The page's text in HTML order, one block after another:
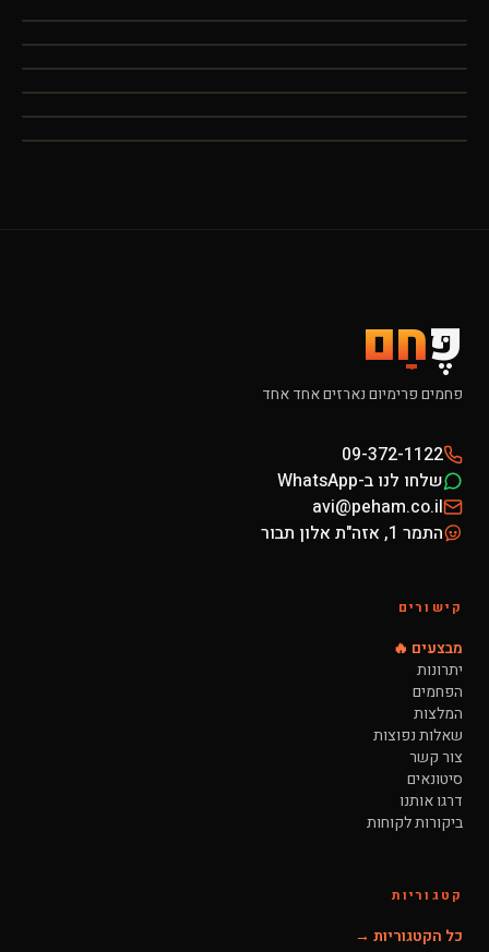
פֶּחָם
פחמים פרימיום נארזים אחד אחד
09-372-1122
שלחו לנו ב-WhatsApp
avi@peham.co.il
התמר 1, אזה"ת אלון תבור
קישורים
מבצעים 🔥
יתרונות
הפחמים
המלצות
שאלות נפוצות
צור קשר
סיטונאים
דרגו אותנו
ביקורות לקוחות
קטגוריות
כל הקטגוריות →